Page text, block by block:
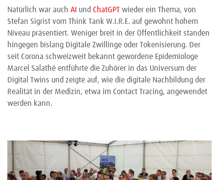
Natürlich war auch AI und ChatGPT wieder ein Thema, von
Stefan Sigrist vom Think Tank W.I.R.E. auf gewohnt hohem
Niveau präsentiert. Weniger breit in der Öffentlichkeit standen
hingegen bislang Digitale Zwillinge oder Tokenisierung. Der
seit Corona schweizweit bekannt gewordene Epidemiologe
Marcel Salathé entführte die Zuhörer in das Universum der
Digital Twins und zeigte auf, wie die digitale Nachbildung der
Realität in der Medizin, etwa im Contact Tracing, angewendet
werden kann.